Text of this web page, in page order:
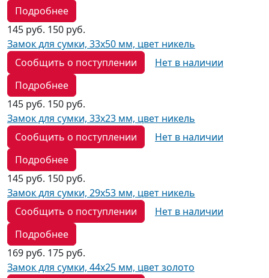
Подробнее
145 руб. 150 руб.
Замок для сумки, 33х50 мм, цвет никель
Сообщить о поступлении
Нет в наличии
Подробнее
145 руб. 150 руб.
Замок для сумки, 33х23 мм, цвет никель
Сообщить о поступлении
Нет в наличии
Подробнее
145 руб. 150 руб.
Замок для сумки, 29х53 мм, цвет никель
Сообщить о поступлении
Нет в наличии
Подробнее
169 руб. 175 руб.
Замок для сумки, 44х25 мм, цвет золото